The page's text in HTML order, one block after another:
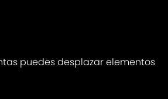
puedes desplazar elementos